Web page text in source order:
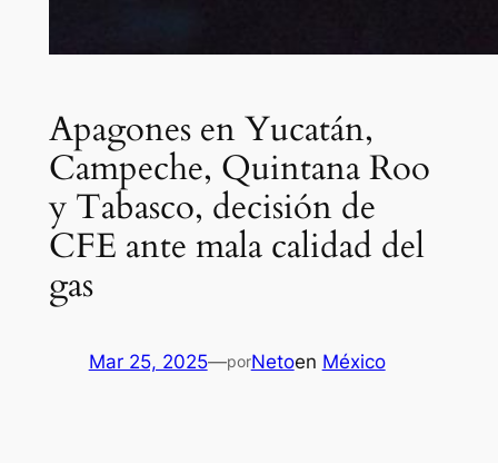
Apagones en Yucatán,
Campeche, Quintana Roo
y Tabasco, decisión de
CFE ante mala calidad del
gas
Mar 25, 2025—porNetoen México